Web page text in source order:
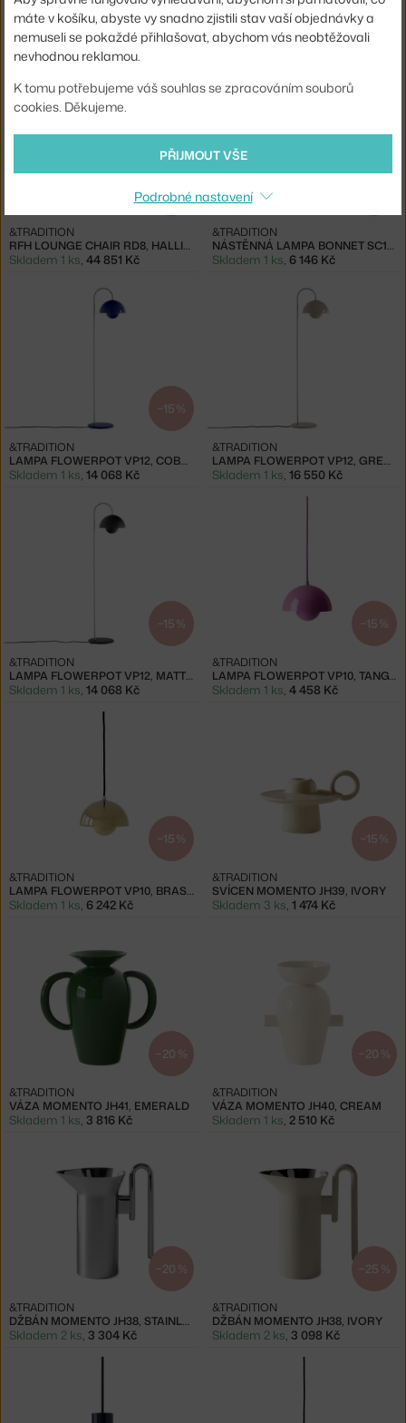
&TRADITION
Skladem 1 ks, 9 799 Kč
&TRADITION
Skladem 2 ks,15 403 Kč
−20 %
RFH LOUNGE CHAIR RD8, HALLINGDAL 103
&TRADITION
Skladem 1 ks, 44 851 Kč
NÁSTĚNNÁ LAMPA BONNET SC103, BLACK
&TRADITION
Skladem 1 ks, 6 146 Kč
−15 %
LAMPA FLOWERPOT VP12, COBALT BLUE
&TRADITION
Skladem 1 ks, 14 068 Kč
LAMPA FLOWERPOT VP12, GREY BEIGE
&TRADITION
Skladem 1 ks, 16 550 Kč
−15 %
LAMPA FLOWERPOT VP12, MATT BLACK
&TRADITION
Skladem 1 ks, 14 068 Kč
−15 %
LAMPA FLOWERPOT VP10, TANGY PINK
&TRADITION
Skladem 1 ks, 4 458 Kč
−15 %
LAMPA FLOWERPOT VP10, BRASS-PLATED
&TRADITION
Skladem 1 ks, 6 242 Kč
−15 %
SVÍCEN MOMENTO JH39, IVORY
&TRADITION
Skladem 3 ks, 1 474 Kč
−20 %
VÁZA MOMENTO JH41, EMERALD
&TRADITION
Skladem 1 ks, 3 816 Kč
−20 %
VÁZA MOMENTO JH40, CREAM
&TRADITION
Skladem 1 ks, 2 510 Kč
−20 %
DŽBÁN MOMENTO JH38, STAINLESS STEEL
&TRADITION
Skladem 2 ks 3 304 Kč
−25 %
DŽBÁN MOMENTO JH38, IVORY
&TRADITION
Skladem 2 ks 3 098 Kč
máte v košíku, abyste vy snadno zjistili stav vaší objednávky a
nemuseli se pokaždé přihlašovat, abychom vás neobtěžovali
nevhodnou reklamou.
K tomu potřebujeme váš souhlas se zpracováním souborů
cookies. Děkujeme.
PŘIJMOUT VŠE
Podrobné nastavení